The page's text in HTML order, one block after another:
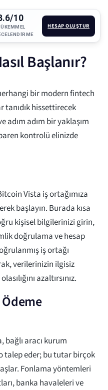
10
HESAP OLUŞTUR
Başlanır?
bir modern fintech
tanıdık hissettirecek
adım adım bir yaklaşım
kontrolü elinizde
Vista iş ortağımıza
başlayın. Burada kısa
kişisel bilgilerinizi girin,
doğrulama ve hesap
iş ortağı
verilerinizin ilgisiz
azaltırsınız.
Ödeme
aracı kurum
talep eder; bu tutar birçok
Fonlama yöntemleri
banka havaleleri ve